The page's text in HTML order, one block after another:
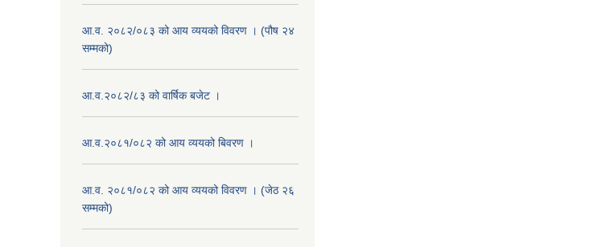
आ.व. २०८२/०८३ को आय व्ययको विवरण । (पौष २४
सम्मको)
आ.व.२०८२/८३ को वार्षिक बजेट ।
आ.व.२०८१/०८२ को आय व्ययको बिवरण ।
आ.व. २०८१/०८२ को आय व्ययको विवरण । (जेठ २६
सम्मको)